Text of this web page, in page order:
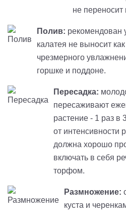
не переносит
Полив: рекомендован
калатея не выносит
чрезмерного
горшке и поддоне.
Пересадка:
пересаживают
растение - 1 раз в
от интенсивности
должна хорошо
включать в себя
торфом.
Размножение:
куста и